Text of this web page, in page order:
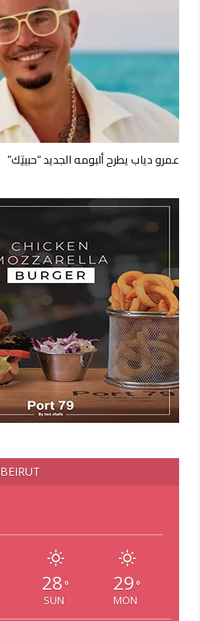
عمرو دياب يطرح ألبومه الجديد “حبيتِك”
BEIRUT
28 °
SUN
29 °
MON